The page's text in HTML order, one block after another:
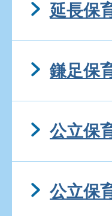
延長保
鎌足保
公立保
公立保